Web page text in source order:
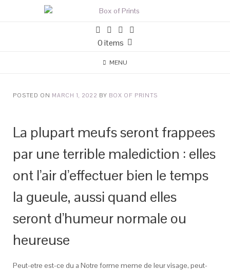
0 items
MENU
POSTED ON MARCH 1, 2022 BY BOX OF PRINTS
La plupart meufs seront frappees
par une terrible malediction : elles
ont l’air d’effectuer bien le temps
la gueule, aussi quand elles
seront d’humeur normale ou
heureuse
Peut-etre est-ce du a Notre forme meme de leur visage, peut-